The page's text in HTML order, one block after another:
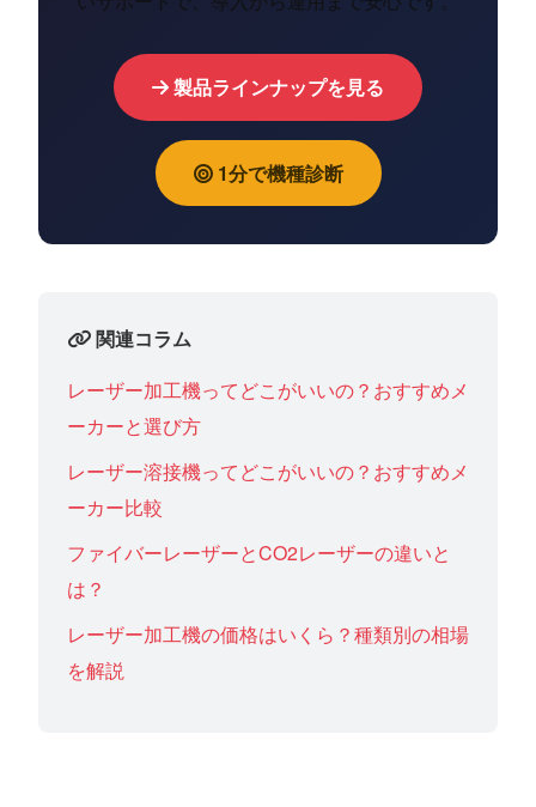
製品ラインナップを見る
1分で機種診断
関連コラム
レーザー加工機ってどこがいいの？おすすめメ
ーカーと選び方
レーザー溶接機ってどこがいいの？おすすめメ
ーカー比較
ファイバーレーザーとCO2レーザーの違いと
は？
レーザー加工機の価格はいくら？種類別の相場
を解説